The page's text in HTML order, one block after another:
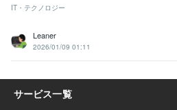
IT・テクノロジー
Leaner
2026/01/09 01:11